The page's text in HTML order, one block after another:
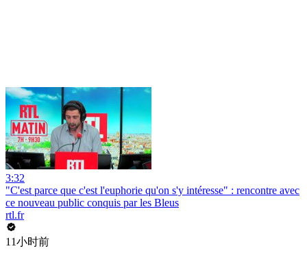
3:32
"C'est parce que c'est l'euphorie qu'on s'y intéresse" : rencontre avec
ce nouveau public conquis par les Bleus
rtl.fr
11小时前